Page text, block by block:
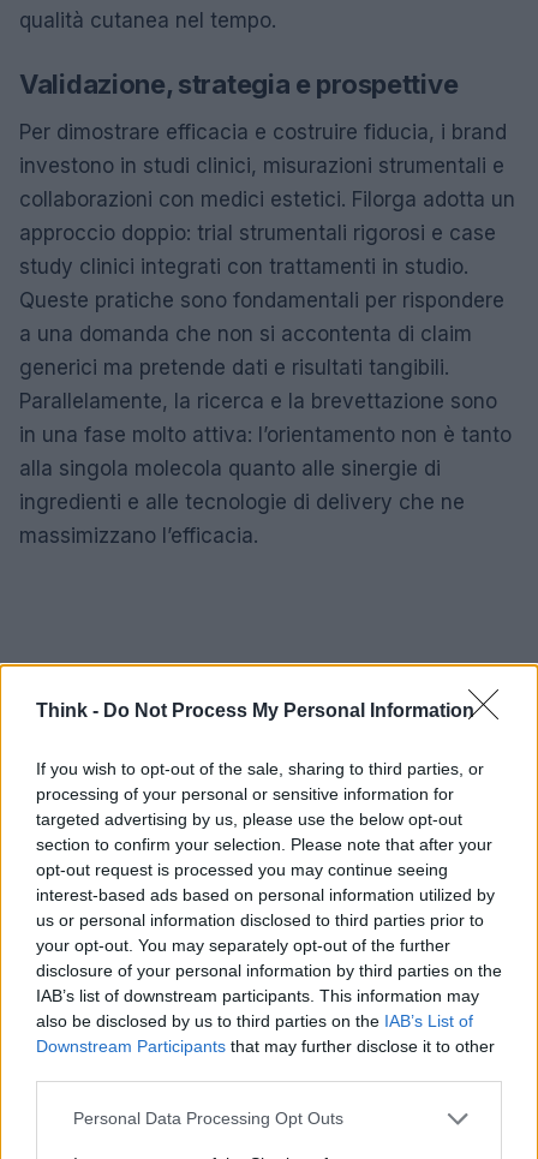
Think - Do Not Process My Personal Information
If you wish to opt-out of the sale, sharing to third parties, or
processing of your personal or sensitive information for
targeted advertising by us, please use the below opt-out
section to confirm your selection. Please note that after your
opt-out request is processed you may continue seeing
interest-based ads based on personal information utilized by
us or personal information disclosed to third parties prior to
your opt-out. You may separately opt-out of the further
disclosure of your personal information by third parties on the
IAB’s list of downstream participants. This information may
also be disclosed by us to third parties on the IAB’s List of
Downstream Participants that may further disclose it to other
Please note that this website/app uses one or more Google
Personal Data Processing Opt Outs
qualità cutanea nel tempo.
Validazione, strategia e prospettive
Per dimostrare efficacia e costruire fiducia, i brand
investono in studi clinici, misurazioni strumentali e
collaborazioni con medici estetici. Filorga adotta un
approccio doppio: trial strumentali rigorosi e case
study clinici integrati con trattamenti in studio.
Queste pratiche sono fondamentali per rispondere
a una domanda che non si accontenta di claim
generici ma pretende dati e risultati tangibili.
Parallelamente, la ricerca e la brevettazione sono
in una fase molto attiva: l’orientamento non è tanto
alla singola molecola quanto alle sinergie di
ingredienti e alle tecnologie di delivery che ne
massimizzano l’efficacia.
Visione per il futuro
L’investimento in R&S, la multidisciplinarità del
di dermatologia e medicina estetica definiscono la